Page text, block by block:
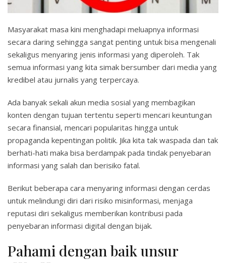
Masyarakat masa kini menghadapi meluapnya informasi
secara daring sehingga sangat penting untuk bisa mengenali
sekaligus menyaring jenis informasi yang diperoleh. Tak
semua informasi yang kita simak bersumber dari media yang
kredibel atau jurnalis yang terpercaya.
Ada banyak sekali akun media sosial yang membagikan
konten dengan tujuan tertentu seperti mencari keuntungan
secara finansial, mencari popularitas hingga untuk
propaganda kepentingan politik. Jika kita tak waspada dan tak
berhati-hati maka bisa berdampak pada tindak penyebaran
informasi yang salah dan berisiko fatal.
Berikut beberapa cara menyaring informasi dengan cerdas
untuk melindungi diri dari risiko misinformasi, menjaga
reputasi diri sekaligus memberikan kontribusi pada
penyebaran informasi digital dengan bijak.
Pahami dengan baik unsur